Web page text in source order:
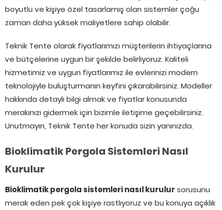
boyutlu ve kişiye özel tasarlamış olan sistemler çoğu
zaman daha yüksek maliyetlere sahip olabilir.
Teknik Tente olarak fiyatlarımızı müşterilerin ihtiyaçlarına
ve bütçelerine uygun bir şekilde belirliyoruz. Kaliteli
hizmetimiz ve uygun fiyatlarımız ile evlerinizi modern
teknolojiyle buluşturmanın keyfini çıkarabilirsiniz. Modeller
hakkında detaylı bilgi almak ve fiyatlar konusunda
merakınızı gidermek için bizimle iletişime geçebilirsiniz.
Unutmayın, Teknik Tente her konuda sizin yanınızda.
Bioklimatik Pergola Sistemleri Nasıl
Kurulur
Bioklimatik pergola sistemleri nasıl kurulursorusunu
merak eden pek çok kişiye rastlıyoruz ve bu konuya açıklık